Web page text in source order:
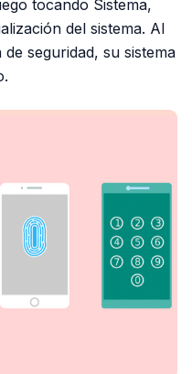
tocando Sistema,
del sistema. Al
seguridad, su sistema